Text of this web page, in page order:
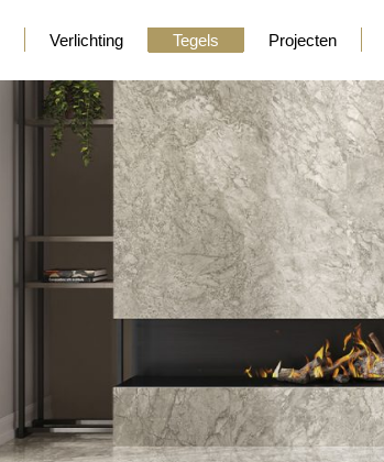
Verlichting Tegels Projecten